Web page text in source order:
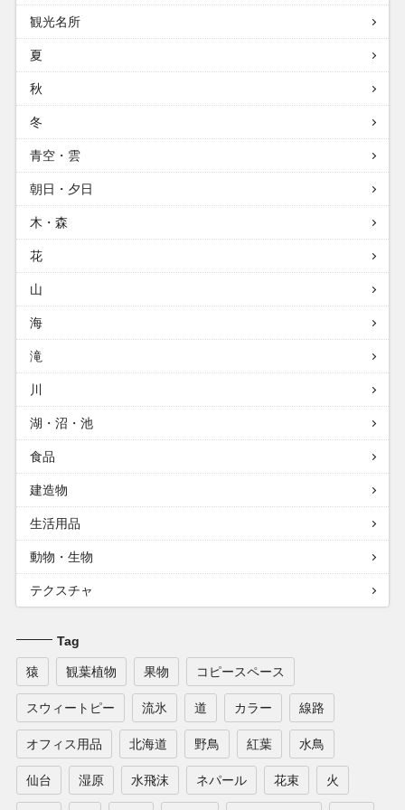
観光名所
夏
秋
冬
青空・雲
朝日・夕日
木・森
花
山
海
滝
川
湖・沼・池
食品
建造物
生活用品
動物・生物
テクスチャ
Tag
猿 観葉植物 果物 コピースペース
スウィートピー 流氷 道 カラー 線路
オフィス用品 北海道 野鳥 紅葉 水鳥
仙台 湿原 水飛沫 ネパール 花束 火